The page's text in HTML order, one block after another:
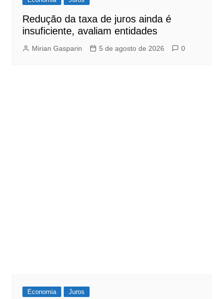
Redução da taxa de juros ainda é
insuficiente, avaliam entidades
Mirian Gasparin 5 de agosto de 2026 0
Economia Juros